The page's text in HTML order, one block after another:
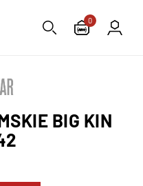
0
BIG KIN